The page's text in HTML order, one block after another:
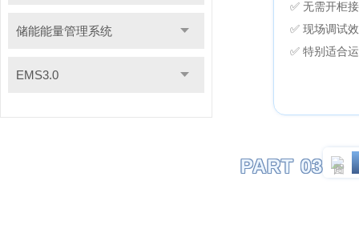
储能能量管理系统
EMS3.0
✅ 无需开柜
✅ 现场调试
✅ 特别适合
PART 03